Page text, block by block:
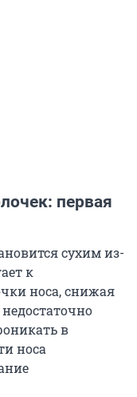
первая
сухим из-
к
носа, снижая
в
носа